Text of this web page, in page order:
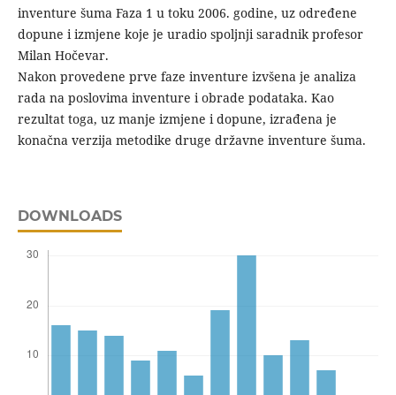
inventure šuma Faza 1 u toku 2006. godine, uz određene
dopune i izmjene koje je uradio spoljnji saradnik profesor
Milan Hočevar.
Nakon provedene prve faze inventure izvšena je analiza
rada na poslovima inventure i obrade podataka. Kao
rezultat toga, uz manje izmjene i dopune, izrađena je
konačna verzija metodike druge državne inventure šuma.
DOWNLOADS